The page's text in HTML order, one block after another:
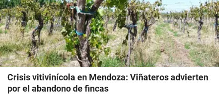
Crisis vitivinícola en Mendoza: Viñateros advierten
por el abandono de fincas